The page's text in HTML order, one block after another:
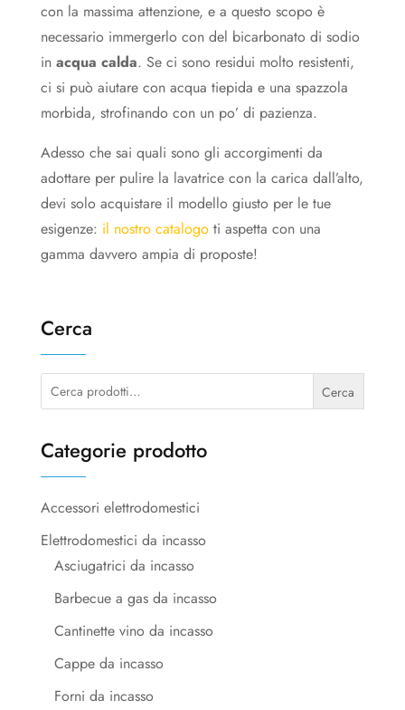
con la massima attenzione, e a questo scopo è
necessario immergerlo con del bicarbonato di sodio
in acqua calda. Se ci sono residui molto resistenti,
ci si può aiutare con acqua tiepida e una spazzola
morbida, strofinando con un po’ di pazienza.
Adesso che sai quali sono gli accorgimenti da
adottare per pulire la lavatrice con la carica dall’alto,
devi solo acquistare il modello giusto per le tue
esigenze: il nostro catalogoti aspetta con una
gamma davvero ampia di proposte!
Cerca
Cerca: Cerca
Categorie prodotto
Accessori elettrodomestici
Elettrodomestici da incasso
Asciugatrici da incasso
Barbecue a gas da incasso
Cantinette vino da incasso
Cappe da incasso
Forni da incasso